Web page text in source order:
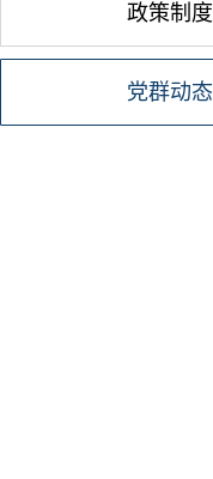
政策制度
党群动态